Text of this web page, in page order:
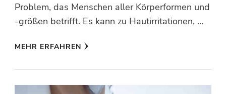
Problem, das Menschen aller Körperformen und
-größen betrifft. Es kann zu Hautirritationen, …
MEHR ERFAHREN